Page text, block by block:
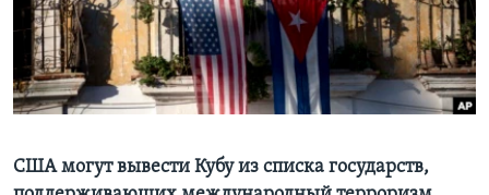
Learning English
СОЦИАЛЬНЫЕ СЕТИ
США могут вывести Кубу из списка государств,